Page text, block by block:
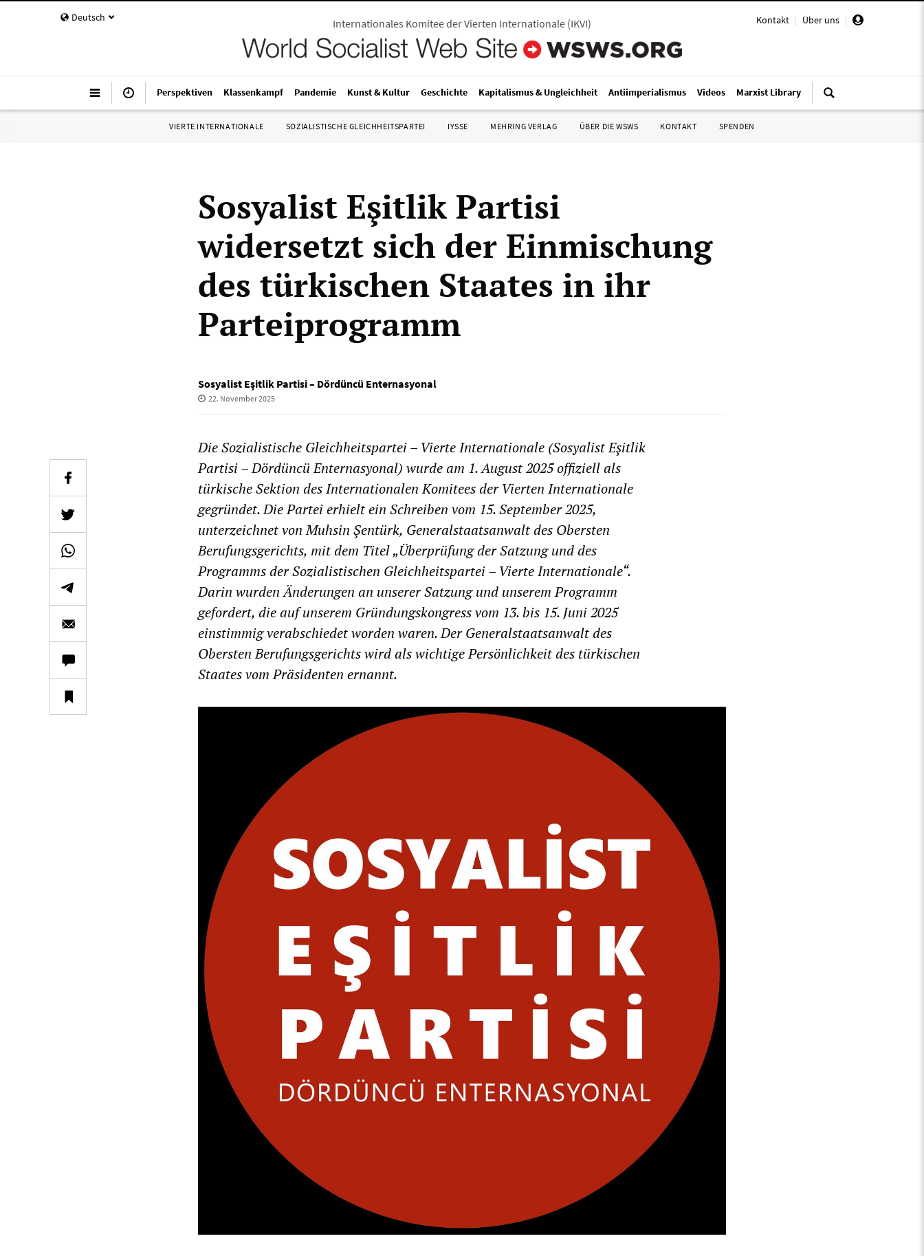
Deutsch Kontakt | Über uns |
Internationales Komitee der Vierten Internationale (IKVI)
Perspektiven Klassenkampf Pandemie Kunst & Kultur Geschichte Kapitalismus & Ungleichheit Antiimperialismus Videos Marxist Library
VIERTE INTERNATIONALE SOZIALISTISCHE GLEICHHEITSPARTEI IYSSE MEHRING VERLAG ÜBER DIE WSWS KONTAKT SPENDEN
Sosyalist Eşitlik Partisi
widersetzt sich der Einmischung
des türkischen Staates in ihr
Parteiprogramm
Sosyalist Eşitlik Partisi – Dördüncü Enternasyonal
22. November 2025
Die Sozialistische Gleichheitspartei – Vierte Internationale (Sosyalist Eşitlik
Partisi – Dördüncü Enternasyonal) wurde am 1. August 2025 offiziell als
türkische Sektion des Internationalen Komitees der Vierten Internationale
gegründet. Die Partei erhielt ein Schreiben vom 15. September 2025,
unterzeichnet von Muhsin Şentürk, Generalstaatsanwalt des Obersten
Berufungsgerichts, mit dem Titel „Überprüfung der Satzung und des
Programms der Sozialistischen Gleichheitspartei – Vierte Internationale“.
Darin wurden Änderungen an unserer Satzung und unserem Programm
gefordert, die auf unserem Gründungskongress vom 13. bis 15. Juni 2025
einstimmig verabschiedet worden waren. Der Generalstaatsanwalt des
Obersten Berufungsgerichts wird als wichtige Persönlichkeit des türkischen
Staates vom Präsidenten ernannt.